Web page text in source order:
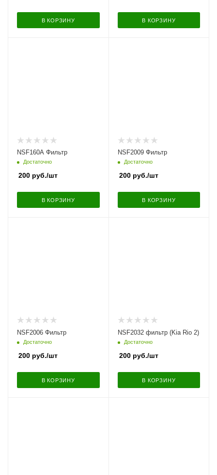
В КОРЗИНУ В КОРЗИНУ
NSF160A Фильтр
Достаточно
200 руб./шт
В КОРЗИНУ
NSF2009 Фильтр
Достаточно
200руб./шт
В КОРЗИНУ
NSF2006 Фильтр
Достаточно
200 руб./шт
В КОРЗИНУ
NSF2032 фильтр (Kia Rio 2)
Достаточно
200руб./шт
В КОРЗИНУ